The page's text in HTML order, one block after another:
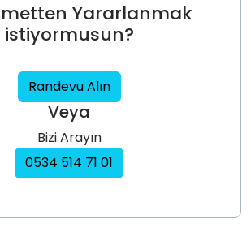
Yararlanmak
istiyormusun?
Randevu Alın
Veya
Bizi Arayın
0534 514 71 01